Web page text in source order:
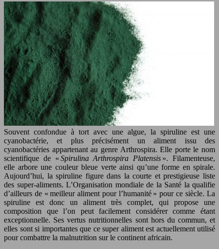
Souvent confondue à tort avec une algue, la spiruline est une
cyanobactérie, et plus précisément un aliment issu des
cyanobactéries appartenant au genre Arthrospira. Elle porte le nom
scientifique de « Spirulina Arthrospira Platensis ». Filamenteuse,
elle arbore une couleur bleue verte ainsi qu’une forme en spirale.
Aujourd’hui, la spiruline figure dans la courte et prestigieuse liste
des super-aliments. L’Organisation mondiale de la Santé la qualifie
d’ailleurs de « meilleur aliment pour l’humanité » pour ce siècle. La
spiruline est donc un aliment très complet, qui propose une
composition que l’on peut facilement considérer comme étant
exceptionnelle. Ses vertus nutritionnelles sont hors du commun, et
elles sont si importantes que ce super aliment est actuellement utilisé
pour combattre la malnutrition sur le continent africain.